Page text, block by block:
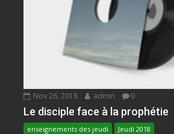
Nov 26, 2018 admin 0
Le disciple face à la prophétie
enseignements des jeudi Jeudi 2018